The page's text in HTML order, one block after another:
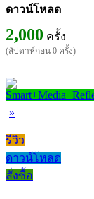
ดาวน์โหลด
2,000 ครั้ง
(สัปดาห์ก่อน 0 ครั้ง)
»
รีวิว
ดาวน์โหลด
สั่งซื้อ